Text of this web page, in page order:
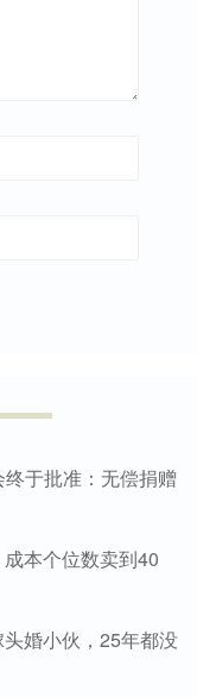
于批准：无偿捐赠
本个位数卖到40
婚小伙，25年都没